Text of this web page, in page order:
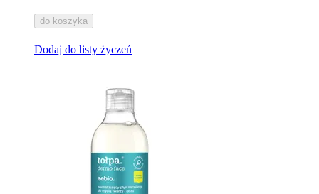
do koszyka
Dodaj do listy życzeń